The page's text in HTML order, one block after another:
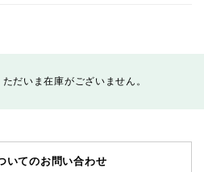
だいま在庫がございません。
いてのお問い合わせ